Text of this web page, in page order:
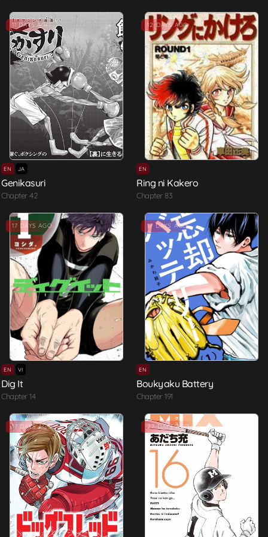
11 DAYS AGO
EN JA
Genikasuri
Chapter 42
12 DAYS AGO
EN
Ring ni Kakero
Chapter 83
17 DAYS AGO
EN VI
Dig It
Chapter 14
17 DAYS AGO
EN
Boukyaku Battery
Chapter 191
17 DAYS AGO 27 DAYS AGO